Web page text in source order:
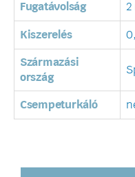
Fugatávolság 2
Kiszerelés
Származási
ország
Csempeturkáló